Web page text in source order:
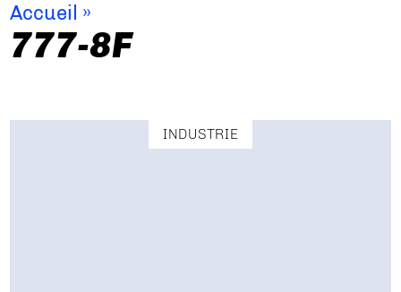
Accueil »
777-8F
INDUSTRIE